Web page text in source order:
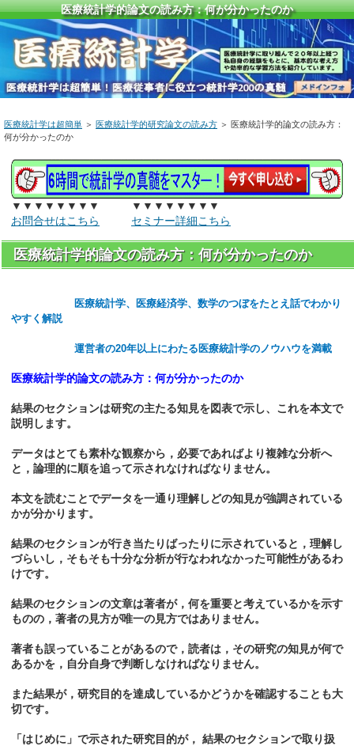
医療統計学的論文の読み方：何が分かったのか
医療統計学は超簡単 ＞ 医療統計学的研究論文の読み方 ＞ 医療統計学的論文の読み方：
何が分かったのか
▼▼▼▼▼▼▼▼ ▼▼▼▼▼▼▼▼
お問合せはこちら
セミナー詳細こちら
医療統計学的論文の読み方：何が分かったのか
医療統計学、医療経済学、数学のつぼをたとえ話でわかり
やすく解説
運営者の20年以上にわたる医療統計学のノウハウを満載
医療統計学的論文の読み方：何が分かったのか
結果のセクションは研究の主たる知見を図表で示し、これを本文で
説明します。
データはとても素朴な観察から，必要であればより複雑な分析へ
と，論理的に順を追って示されなければなりません。
本文を読むことでデータを一通り理解しどの知見が強調されている
かが分かります。
結果のセクションが行き当たりばったりに示されていると，理解し
づらいし，そもそも十分な分析が行なわれなかった可能性があるわ
けです。
結果のセクションの文章は著者が，何を重要と考えているかを示す
ものの，著者の見方が唯一の見方ではありません。
著者も誤っていることがあるので，読者は，その研究の知見が何で
あるかを，自分自身で判断しなければなりません。
また結果が，研究目的を達成しているかどうかを確認することも大
切です。
「はじめに」で示された研究目的が， 結果のセクションで取り扱